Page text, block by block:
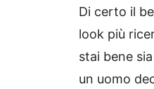
Di certo il
look più
stai bene
un uomo